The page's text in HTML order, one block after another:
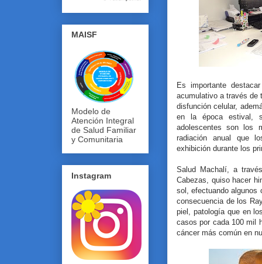
Es importante
acumulativo a través de
disfunción celular,
en la época estival,
adolescentes son los
radiación anual que
exhibición durante los
Salud Machalí, a
Cabezas, quiso hacer
sol, efectuando algunos
consecuencia de los
piel, patología que en
casos por cada 100 mil
cáncer más común en
MAISF
Modelo de
Atención Integral
de Salud Familiar
y Comunitaria
Instagram